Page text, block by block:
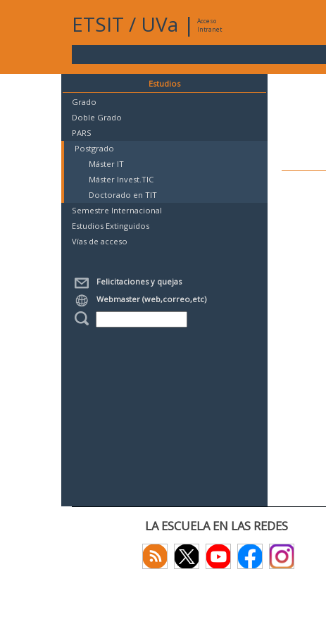
ETSIT / UVa |
Acceso
Intranet
Estudios
Grado
Doble Grado
PARS
Postgrado
Máster IT
Máster Invest.TIC
Doctorado en TIT
Semestre Internacional
Estudios Extinguidos
Vías de acceso
Felicitaciones y quejas
Webmaster (web,correo,etc)
LA ESCUELA EN LAS REDES